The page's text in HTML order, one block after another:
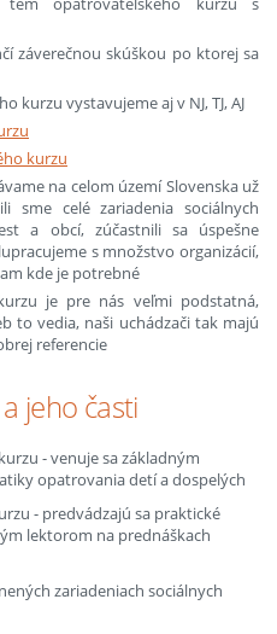
záverečnou skúškou po ktorej sa
kurzu vystavujeme aj v NJ, TJ, AJ
kurzu
na celom území Slovenska už
sme celé zariadenia sociálnych
a obcí, zúčastnili sa úspešne
s množstvo organizácií,
kde je potrebné
je pre nás veľmi podstatná,
to vedia, naši uchádzači tak majú
referencie
jeho časti
- venuje sa základným
opatrovania detí a dospelých
- predvádzajú sa praktické
lektorom na prednáškach
zariadeniach sociálnych